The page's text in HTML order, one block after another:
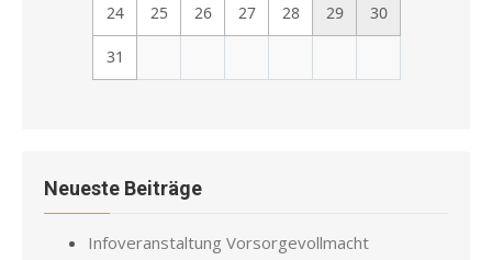
24 25 26 27 28 29 30
31
Neueste Beiträge
Infoveranstaltung Vorsorgevollmacht